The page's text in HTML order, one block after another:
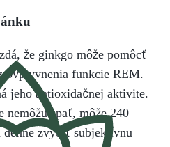
že ginkgo môže pomôcť
ovplyvnenia funkcie REM.
jeho antioxidačnej aktivite.
spať, môže 240
zvýšiť subjektívnu